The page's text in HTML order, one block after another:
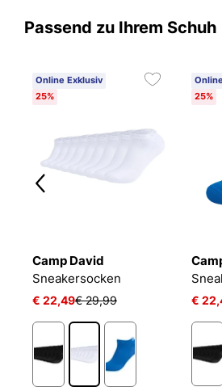
Passend zu Ihrem Schuh
Online Exklusiv
25%
Camp David
Sneakersocken
€ 22,49€ 29,99
25%
€